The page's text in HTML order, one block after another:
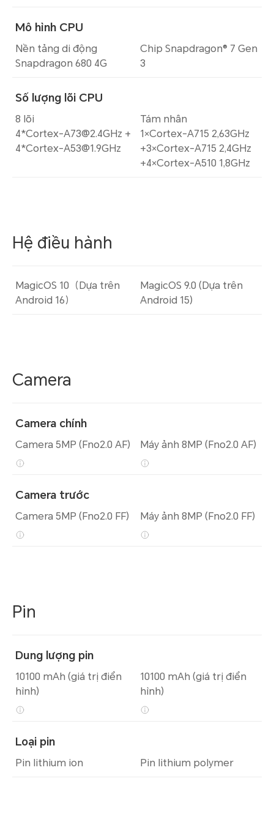
Mô hình CPU
Nền tảng di động
Snapdragon 680 4G
Số lượng lõi CPU
8 lõi
4*Cortex-A73@2.4GHz +
4*Cortex-A53@1.9GHz
Chip Snapdragon® 7 Gen
3
Tám nhân
1×Cortex-A715 2,63GHz
+3×Cortex-A715 2,4GHz
+4×Cortex-A510 1,8GHz
Hệ điều hành
MagicOS 10（Dựa trên
Android 16）
MagicOS 9.0 (Dựa trên
Android 15)
Camera
Camera chính
Camera 5MP (Fno2.0 AF)
Camera trước
Camera 5MP (Fno2.0 FF)
Máy ảnh 8MP (Fno2.0 AF)
Máy ảnh 8MP (Fno2.0 FF)
Pin
Dung lượng pin
10100 mAh (giá trị điển
hình)
Loại pin
Pin lithium ion
10100 mAh (giá trị điển
hình)
Pin lithium polymer